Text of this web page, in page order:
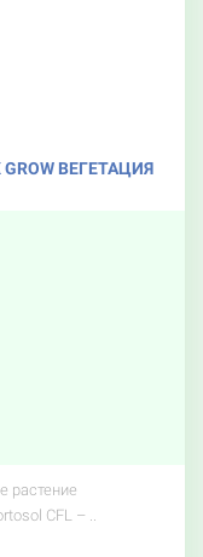
GROW ВЕГЕТАЦИЯ
растение
CFL – ..